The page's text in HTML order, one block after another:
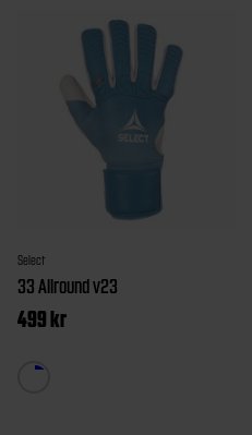
Select
33 Allround v23
499kr